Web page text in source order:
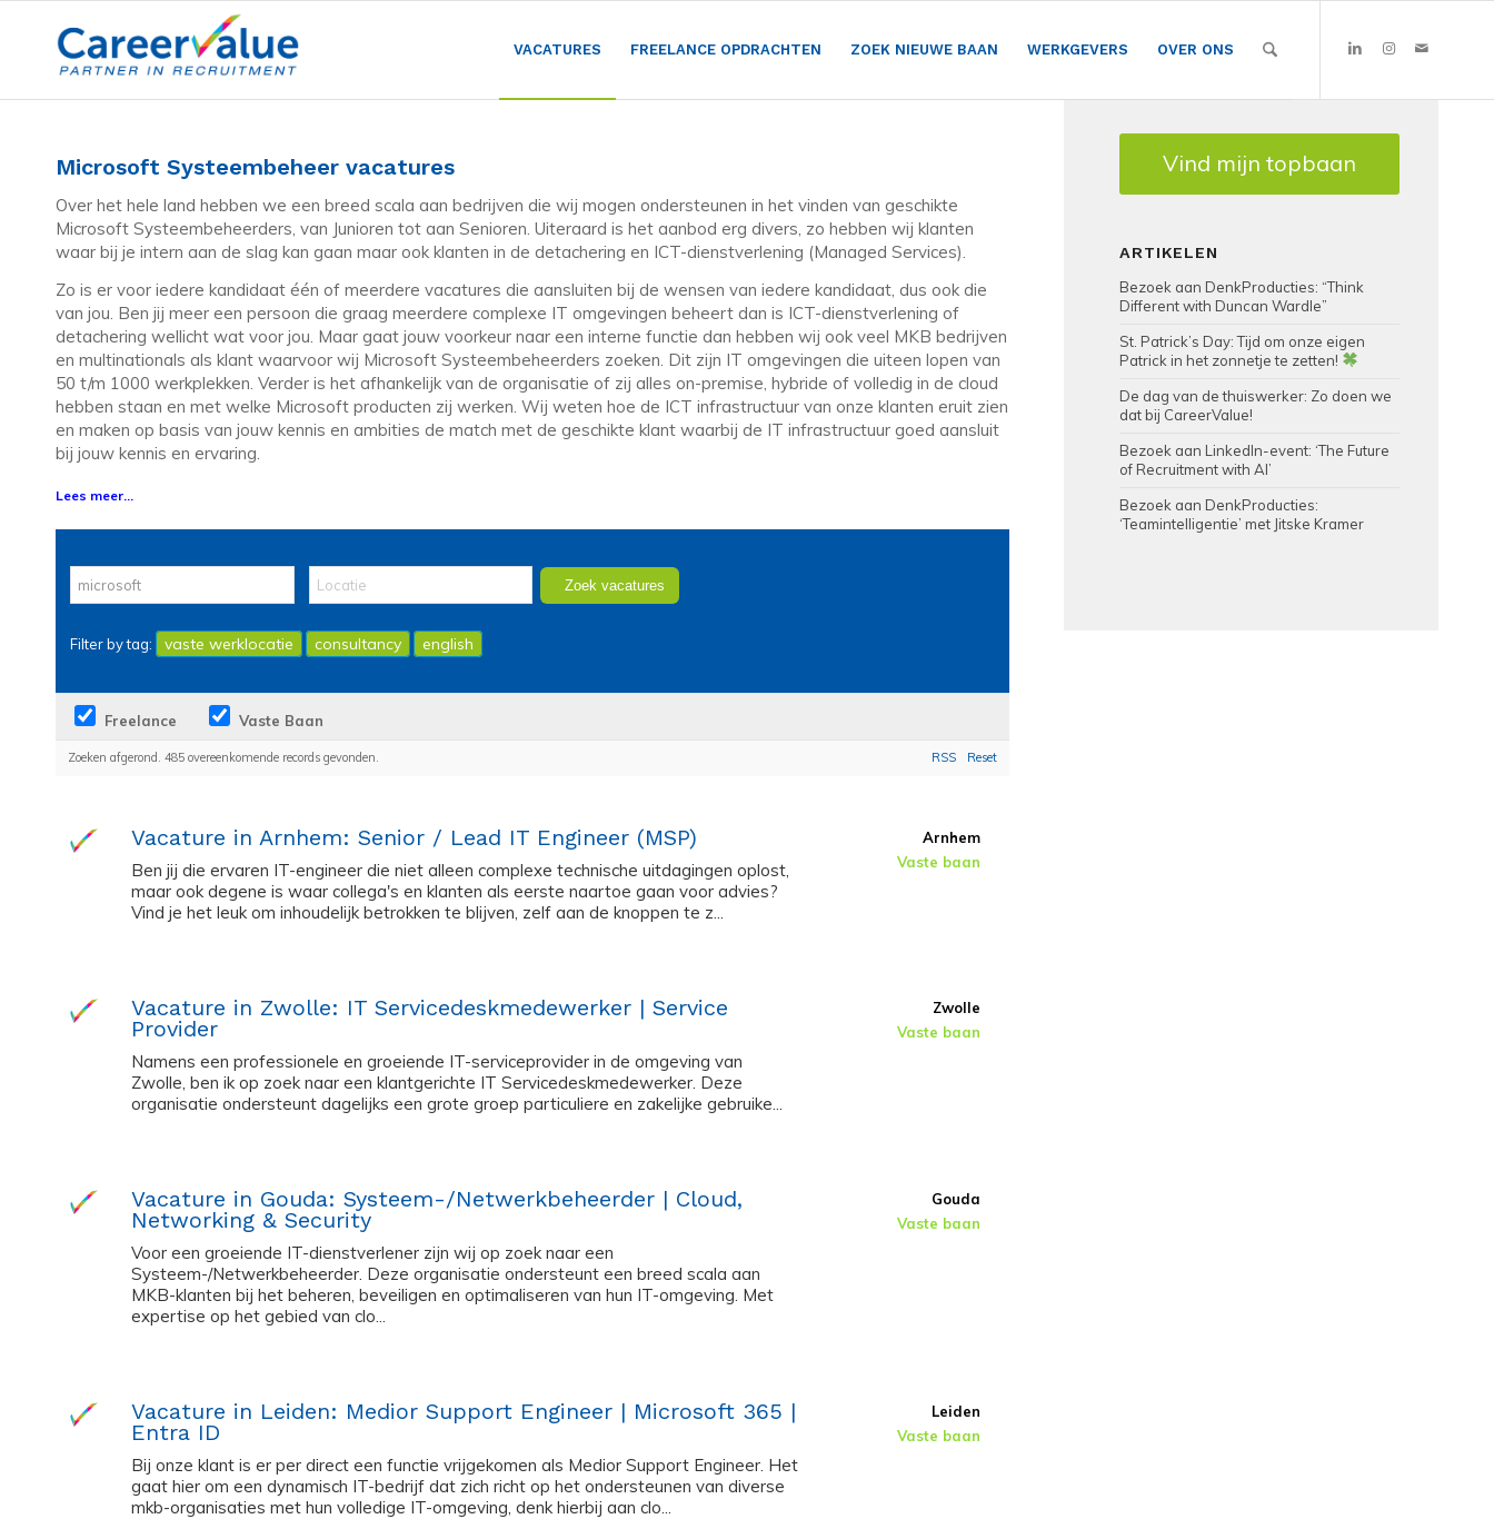
VACATURES FREELANCE OPDRACHTEN ZOEK NIEUWE BAAN WERKGEVERS OVER ONS
Microsoft Systeembeheer vacatures
Over het hele land hebben we een breed scala aan bedrijven die wij mogen ondersteunen in het vinden van geschikte
Microsoft Systeembeheerders, van Junioren tot aan Senioren. Uiteraard is het aanbod erg divers, zo hebben wij klanten
waar bij je intern aan de slag kan gaan maar ook klanten in de detachering en ICT-dienstverlening (Managed Services).
Zo is er voor iedere kandidaat één of meerdere vacatures die aansluiten bij de wensen van iedere kandidaat, dus ook die
van jou. Ben jij meer een persoon die graag meerdere complexe IT omgevingen beheert dan is ICT-dienstverlening of
detachering wellicht wat voor jou. Maar gaat jouw voorkeur naar een interne functie dan hebben wij ook veel MKB bedrijven
en multinationals als klant waarvoor wij Microsoft Systeembeheerders zoeken. Dit zijn IT omgevingen die uiteen lopen van
50 t/m 1000 werkplekken. Verder is het afhankelijk van de organisatie of zij alles on-premise, hybride of volledig in de cloud
hebben staan en met welke Microsoft producten zij werken. Wij weten hoe de ICT infrastructuur van onze klanten eruit zien
en maken op basis van jouw kennis en ambities de match met de geschikte klant waarbij de IT infrastructuur goed aansluit
bij jouw kennis en ervaring.
Lees meer...
Filter by tag: vaste werklocatie consultancy english
Freelance Vaste Baan
Zoeken afgerond. 485 overeenkomende records gevonden. Reset
RSS
Vacature in Arnhem: Senior / Lead IT Engineer (MSP)
Ben jij die ervaren IT-engineer die niet alleen complexe technische uitdagingen oplost,
maar ook degene is waar collega's en klanten als eerste naartoe gaan voor advies?
Vind je het leuk om inhoudelijk betrokken te blijven, zelf aan de knoppen te z...
Arnhem
Vaste baan
Vacature in Zwolle: IT Servicedeskmedewerker | Service
Provider
Namens een professionele en groeiende IT-serviceprovider in de omgeving van
Zwolle, ben ik op zoek naar een klantgerichte IT Servicedeskmedewerker. Deze
organisatie ondersteunt dagelijks een grote groep particuliere en zakelijke gebruike...
Zwolle
Vaste baan
Vacature in Gouda: Systeem-/Netwerkbeheerder | Cloud,
Networking & Security
Voor een groeiende IT-dienstverlener zijn wij op zoek naar een
Systeem-/Netwerkbeheerder. Deze organisatie ondersteunt een breed scala aan
MKB-klanten bij het beheren, beveiligen en optimaliseren van hun IT-omgeving. Met
expertise op het gebied van clo...
Gouda
Vaste baan
Vacature in Leiden: Medior Support Engineer | Microsoft 365 |
Entra ID
Bij onze klant is er per direct een functie vrijgekomen als Medior Support Engineer. Het
gaat hier om een dynamisch IT-bedrijf dat zich richt op het ondersteunen van diverse
mkb-organisaties met hun volledige IT-omgeving, denk hierbij aan clo...
Leiden
Vaste baan
Vind mijn topbaan
ARTIKELEN
Bezoek aan DenkProducties: “Think
Different with Duncan Wardle”
St. Patrick’s Day: Tijd om onze eigen
Patrick in het zonnetje te zetten!
De dag van de thuiswerker: Zo doen we
dat bij CareerValue!
Bezoek aan LinkedIn-event: ‘The Future
of Recruitment with AI’
Bezoek aan DenkProducties:
‘Teamintelligentie’ met Jitske Kramer